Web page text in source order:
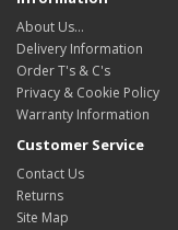
About Us…
Delivery Information
Order T's & C's
Privacy & Cookie Policy
Warranty Information
Customer Service
Contact Us
Returns
Site Map